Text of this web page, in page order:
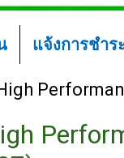
แจ้งการชำร